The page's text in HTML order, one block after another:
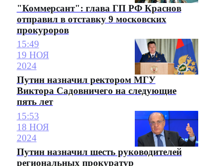
"Коммерсант": глава ГП РФ Краснов
отправил в отставку 9 московских
прокуроров
15:49
19 НОЯ
2024
Путин назначил ректором МГУ
Виктора Садовничего на следующие
пять лет
15:53
18 НОЯ
2024
Путин назначил шесть руководителей
региональных прокуратур